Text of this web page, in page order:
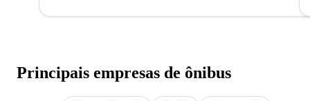
Principais empresas de ônibus